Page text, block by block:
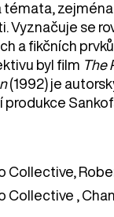
Vyznačuje se
a fikčních
byl film The
(1992) je
produkce
Collective,
Collective ,